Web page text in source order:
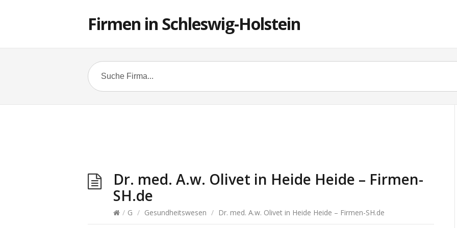
Firmen in Schleswig-Holstein
Dr. med. A.w. Olivet in Heide Heide – Firmen-
SH.de
/ G / Gesundheitswesen / Dr. med. A.w. Olivet in Heide Heide – Firmen-SH.de